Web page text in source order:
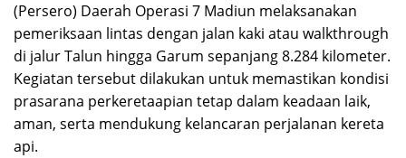
(Persero) Daerah Operasi 7 Madiun melaksanakan
pemeriksaan lintas dengan jalan kaki atau walkthrough
di jalur Talun hingga Garum sepanjang 8.284 kilometer.
Kegiatan tersebut dilakukan untuk memastikan kondisi
prasarana perkeretaapian tetap dalam keadaan laik,
aman, serta mendukung kelancaran perjalanan kereta
api.